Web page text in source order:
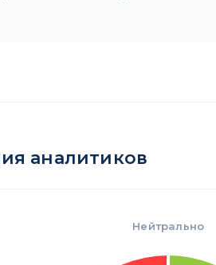
аналитиков
Нейтрально